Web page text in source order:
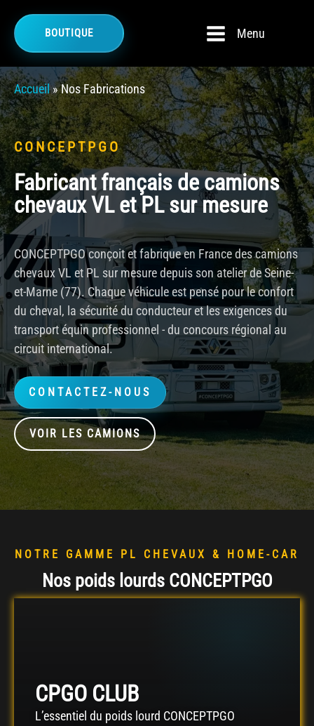
BOUTIQUE Menu
Accueil»Nos Fabrications
CONCEPTPGO
Fabricant français de camions
chevaux VL et PL sur mesure
CONCEPTPGO conçoit et fabrique en France des camions
chevaux VL et PL sur mesure depuis son atelier de Seine-
et-Marne (77). Chaque véhicule est pensé pour le confort
du cheval, la sécurité du conducteur et les exigences du
transport équin professionnel - du concours régional au
circuit international.
CONTACTEZ-NOUS
VOIR LES CAMIONS
NOTRE GAMME PL CHEVAUX & HOME-CAR
Nos poids lourds CONCEPTPGO
CPGO CLUB
L’essentiel du poids lourd CONCEPTPGO